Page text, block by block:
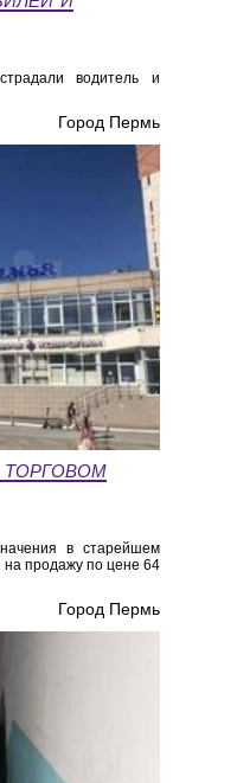
водитель и
Город Пермь
в старейшем
продажу по цене 64
Город Пермь